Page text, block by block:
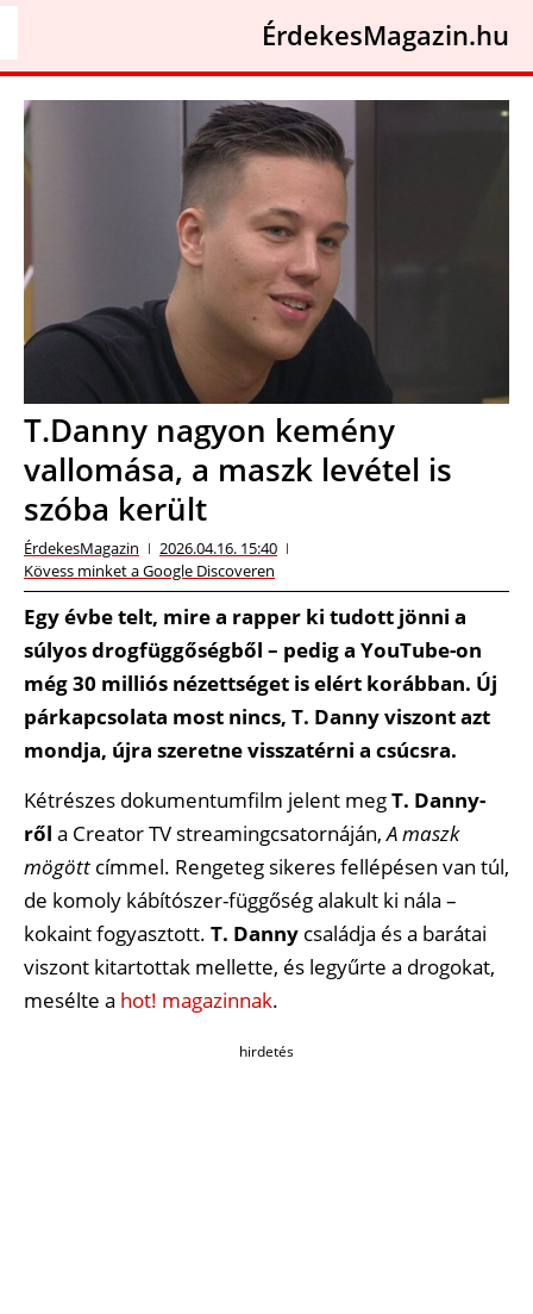
ÉrdekesMagazin.hu
T.Danny nagyon kemény
vallomása, a maszk levétel is
szóba került
ÉrdekesMagazin
2026.04.16. 15:40
Kövess minket a Google Discoveren
Egy évbe telt, mire a rapper ki tudott jönni a
súlyos drogfüggőségből – pedig a YouTube-on
még 30 milliós nézettséget is elért korábban. Új
párkapcsolata most nincs, T. Danny viszont azt
mondja, újra szeretne visszatérni a csúcsra.
Kétrészes dokumentumfilm jelent megT. Dan­ny­
ről a Crea­tor TV strea­ming­csa­tor­ná­ján,A maszk
mögött címmel. Rengeteg sikeres fellépésen van túl,
de komoly kábítószer-függőség alakult ki nála –
kokaint fogyasztott. T. Danny családja és a barátai
viszont kitartottak mellette, és legyűrte a drogokat,
mesélte a hot! magazinnak.
hirdetés